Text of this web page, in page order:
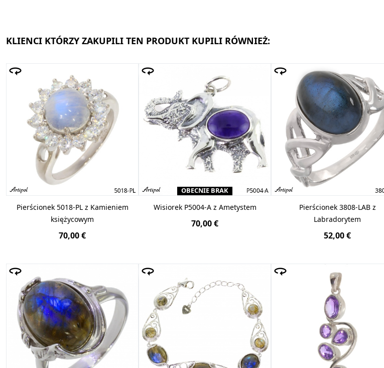
KLIENCI KTÓRZY ZAKUPILI TEN PRODUKT KUPILI RÓWNIEŻ:
Pierścionek 5018-PL z Kamieniem
księżycowym
70,00 €
OBECNIE BRAK
Wisiorek P5004-A z Ametystem
70,00 €
Pierścionek 3808-LAB z
Labradorytem
52,00 €